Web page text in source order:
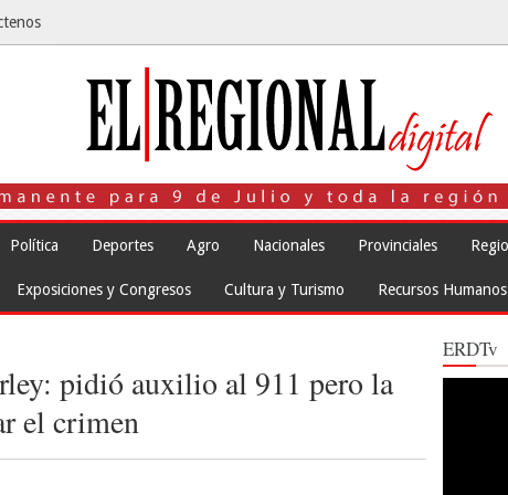
Política Deportes Agro Nacionales Provinciales
Exposiciones y Congresos Cultura y Turismo Recursos Humanos
pidió auxilio al 911 pero la
el crimen
ERDTv